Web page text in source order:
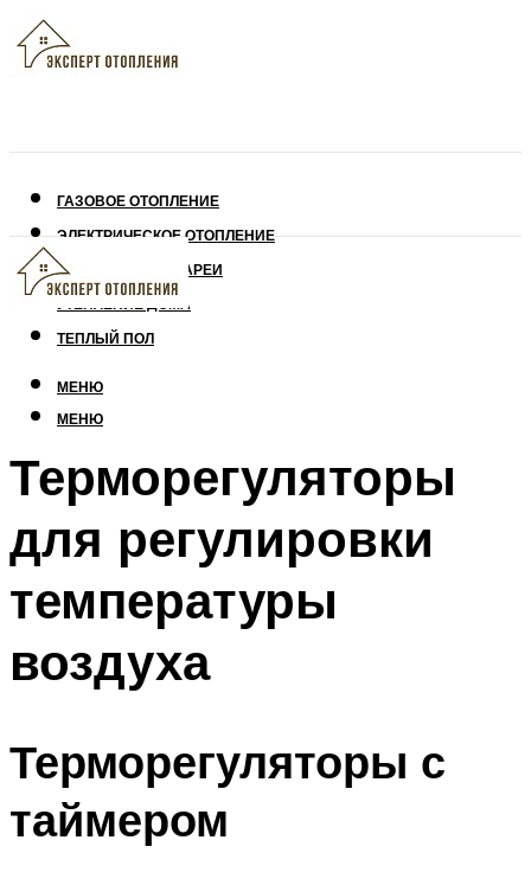
ГАЗОВОЕ ОТОПЛЕНИЕ
ЭЛЕКТРИЧЕСКОЕ ОТОПЛЕНИЕ
СОЛНЕЧНЫЕ БАТАРЕИ
УТЕПЛЕНИЕ ДОМА
ТЕПЛЫЙ ПОЛ
МЕНЮ
МЕНЮ
Терморегуляторы
для регулировки
температуры
воздуха
Терморегуляторы с
таймером